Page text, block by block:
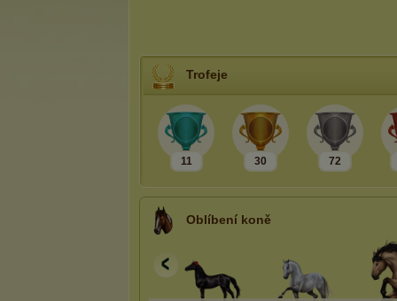
Trofeje
11 30 72
Oblíbení koně